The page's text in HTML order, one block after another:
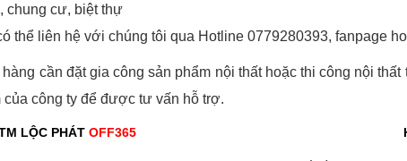
chung cư, biệt thự
thể liên hệ với chúng tôi qua Hotline 0779280393, fanpage
cần đặt gia công sản phẩm nội thất hoặc thi công nội
của công ty để được tư vấn hỗ trợ.
LỘC PHÁT OFF365